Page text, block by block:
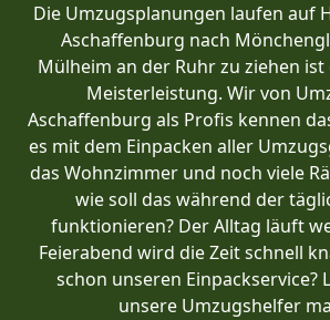
Die Umzugsplanungen laufen auf
Aschaffenburg nach
Mülheim an der Ruhr zu ziehen
Meisterleistung. Wir von
Aschaffenburg als Profis kennen
es mit dem Einpacken aller
das Wohnzimmer und noch viele
wie soll das während der
funktionieren? Der Alltag läuft
Feierabend wird die Zeit schnell
schon unseren Einpackservice?
unsere Umzugshelfer